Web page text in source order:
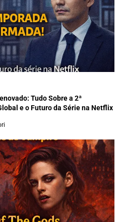
Tudo Sobre a 2ª
e o Futuro da Série na Netflix